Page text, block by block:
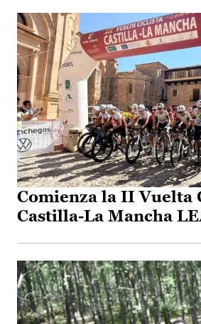
Comienza la II Vuelta
Castilla-La Mancha